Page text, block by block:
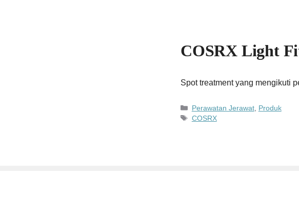
COSRX Light
Spot treatment yang mengikuti
Kategori
Perawatan Jerawat, Produk
Tag
COSRX